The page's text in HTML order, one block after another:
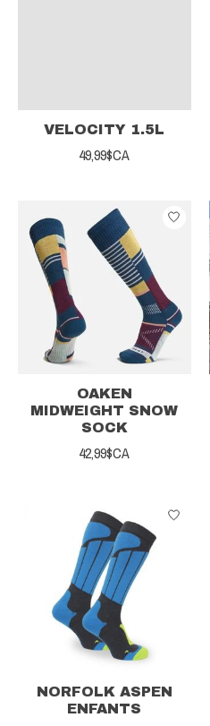
VELOCITY 1.5L
49,99$CA
OAKEN
MIDWEIGHT SNOW
SOCK
42,99$CA
NORFOLK ASPEN
ENFANTS